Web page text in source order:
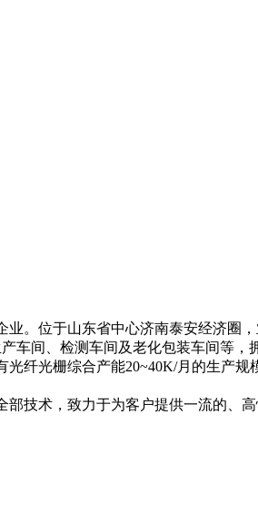
。位于山东省中心济南泰安经济圈
车间、检测车间及老化包装车间等
纤光栅综合产能20~40K/月的生产规
技术，致力于为客户提供一流的、